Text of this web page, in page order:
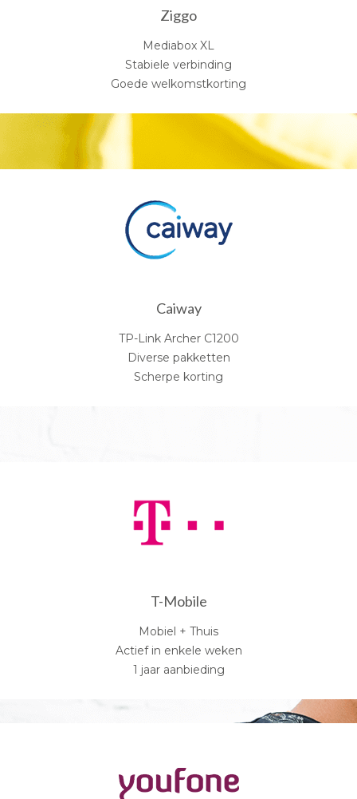
Ziggo
Mediabox XL
Stabiele verbinding
Goede welkomstkorting
Caiway
TP-Link Archer C1200
Diverse pakketten
Scherpe korting
T-Mobile
Mobiel + Thuis
Actief in enkele weken
1 jaar aanbieding